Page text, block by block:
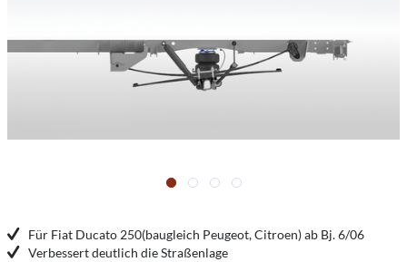
Für Fiat Ducato 250(baugleich Peugeot, Citroen) ab Bj. 6/06
Verbessert deutlich die Straßenlage